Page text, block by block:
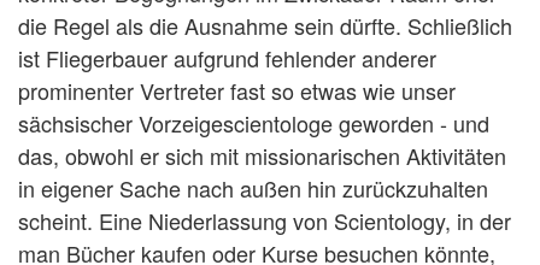
die Regel als die Ausnahme sein dürfte. Schließlich
ist Fliegerbauer aufgrund fehlender anderer
prominenter Vertreter fast so etwas wie unser
sächsischer Vorzeigescientologe geworden - und
das, obwohl er sich mit missionarischen Aktivitäten
in eigener Sache nach außen hin zurückzuhalten
scheint. Eine Niederlassung von Scientology, in der
man Bücher kaufen oder Kurse besuchen könnte,